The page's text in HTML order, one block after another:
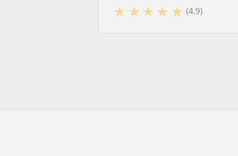
★ ★★★ ★ (4,9)